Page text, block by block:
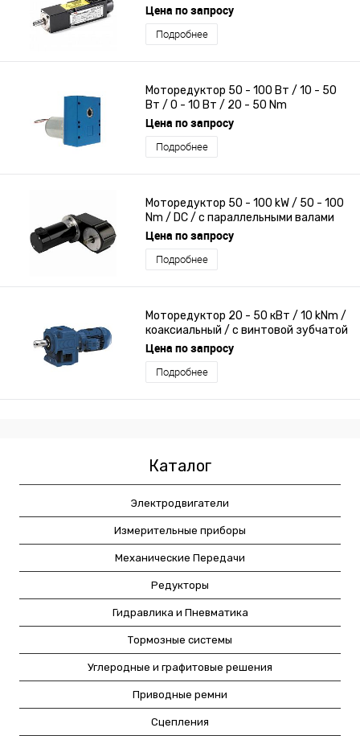
Цена по запросу
Подробнее
Моторедуктор 50 - 100 Вт / 10 - 50
Вт / 0 - 10 Вт / 20 - 50 Nm
Цена по запросу
Подробнее
Моторедуктор 50 - 100 kW / 50 - 100
Nm / DC / с параллельными валами
Цена по запросу
Подробнее
Моторедуктор 20 - 50 кВт / 10 kNm /
коаксиальный / с винтовой зубчатой
передачей
Цена по запросу
Подробнее
Каталог
Электродвигатели
Измерительные приборы
Механические Передачи
Редукторы
Гидравлика и Пневматика
Тормозные системы
Углеродные и графитовые решения
Приводные ремни
Сцепления